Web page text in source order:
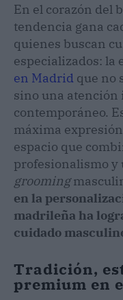
En el corazón del
tendencia gana
quienes buscan
especializados: la
en Madrid que no
sino una
contemporáneo.
máxima
espacio que
profesionalismo y
grooming
en la
madrileña ha
cuidado
Tradición,
premium en